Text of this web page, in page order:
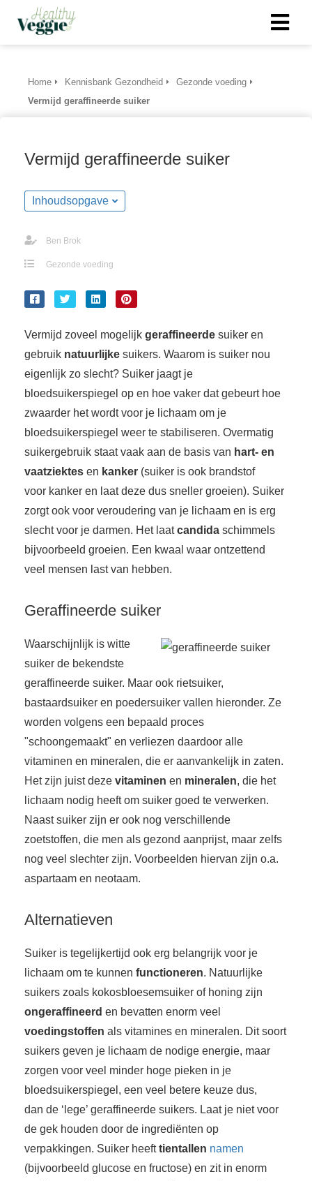
Home Kennisbank Gezondheid
Gezonde voeding
Vermijd geraffineerde suiker
Vermijd geraffineerde suiker
Inhoudsopgave
Ben Brok
Gezonde voeding
Vermijd zoveel mogelijk geraffineerde suiker en
gebruik natuurlijke suikers. Waarom is suiker nou
eigenlijk zo slecht? Suiker jaagt je
bloedsuikerspiegel op en hoe vaker dat gebeurt hoe
zwaarder het wordt voor je lichaam om je
bloedsuikerspiegel weer te stabiliseren. Overmatig
suikergebruik staat vaak aan de basis van hart- en
vaatziektes en kanker (suiker is ook brandstof
voor kanker en laat deze dus sneller groeien). Suiker
zorgt ook voor veroudering van je lichaam en is erg
slecht voor je darmen. Het laatcandida schimmels
bijvoorbeeld groeien. Een kwaal waar ontzettend
veel mensen last van hebben.
Geraffineerde suiker
Waarschijnlijk is witte
suiker de bekendste
geraffineerde suiker. Maar ook rietsuiker,
bastaardsuiker en poedersuiker vallen hieronder. Ze
worden volgens een bepaald proces
"schoongemaakt" en verliezen daardoor alle
vitaminen en mineralen, die er aanvankelijk in zaten.
Het zijn juist deze vitaminen en mineralen, die het
lichaam nodig heeft om suiker goed te verwerken.
Naast suiker zijn er ook nog verschillende
zoetstoffen, die men als gezond aanprijst, maar zelfs
nog veel slechter zijn. Voorbeelden hiervan zijn o.a.
aspartaam en neotaam.
Alternatieven
Suiker is tegelijkertijd ook erg belangrijk voor je
lichaam om te kunnen functioneren. Natuurlijke
suikers zoals kokosbloesemsuiker of honing zijn
ongeraffineerd en bevatten enorm veel
voedingstoffen als vitamines en mineralen. Dit soort
suikers geven je lichaam de nodige energie, maar
zorgen voor veel minder hoge pieken in je
bloedsuikerspiegel, een veel betere keuze dus,
dan de ‘lege’ geraffineerde suikers. Laat je niet voor
de gek houden door de ingrediënten op
verpakkingen. Suiker heefttientallen namen
(bijvoorbeeld glucose en fructose) en zit in enorm
policy
te
gebruikt
deze
worden
te
over
op
gebruikt
de
website-
van